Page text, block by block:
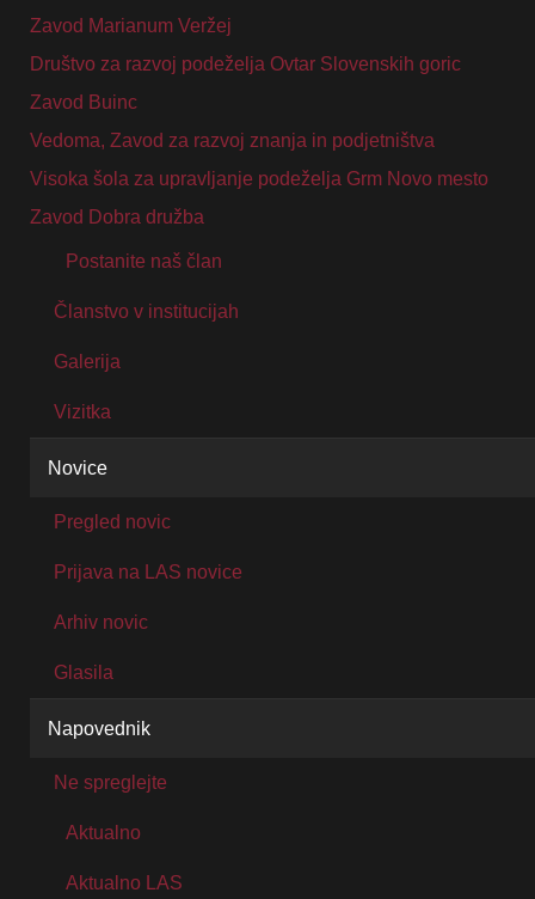
Zavod Marianum Veržej
Društvo za razvoj podeželja Ovtar Slovenskih goric
Zavod Buinc
Vedoma, Zavod za razvoj znanja in podjetništva
Visoka šola za upravljanje podeželja Grm Novo mesto
Zavod Dobra družba
Postanite naš član
Članstvo v institucijah
Galerija
Vizitka
Novice
Pregled novic
Prijava na LAS novice
Arhiv novic
Glasila
Napovednik
Ne spreglejte
Aktualno
Aktualno LAS